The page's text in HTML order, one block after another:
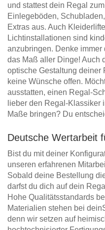
und stattest dein Regal
Einlegeböden,
Extras aus. Auch
Lichtinstallationen sind
anzubringen. Denke
das Maß aller Dinge! Auch
optische Gestaltung deiner
keine Wünsche offen.
ausstatten, einen Regal-
lieber den Regal-Klassiker
Maße bringen? Du
Deutsche Wertarbeit
Bist du mit deiner
unseren erfahrenen
Sobald deine Bestellung
darfst du dich auf dein
Hohe Qualitätsstandards
Materialien stehen bei
denn wir setzen auf